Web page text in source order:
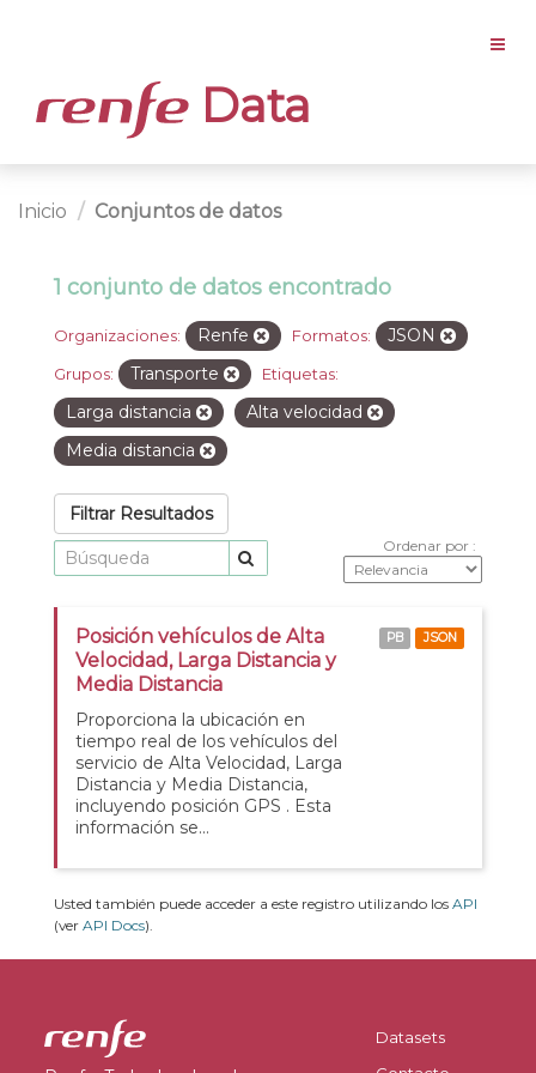
Data
Inicio Conjuntos de datos
1 conjunto de datos encontrado
Organizaciones: Renfe Formatos: JSON
Grupos: Transporte Etiquetas:
Larga distancia
Alta velocidad
Media distancia
Filtrar Resultados
Ordenar por
Posición vehículos de Alta
Velocidad, Larga Distancia y
Media Distancia
Proporciona la ubicación en
tiempo real de los vehículos del
servicio de Alta Velocidad, Larga
Distancia y Media Distancia,
incluyendo posición GPS . Esta
información se...
PB JSON
Usted también puede acceder a este registro utilizando los API
(ver API Docs).
Datasets